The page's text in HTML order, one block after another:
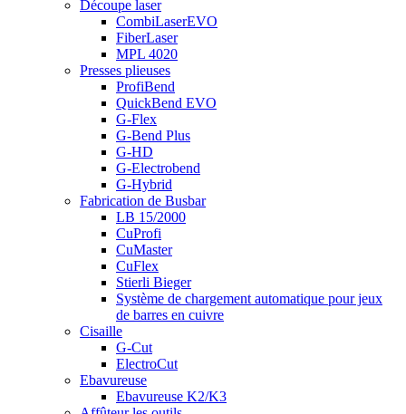
Découpe laser
CombiLaserEVO
FiberLaser
MPL 4020
Presses plieuses
ProfiBend
QuickBend EVO
G-Flex
G-Bend Plus
G-HD
G-Electrobend
G-Hybrid
Fabrication de Busbar
LB 15/2000
CuProfi
CuMaster
CuFlex
Stierli Bieger
Système de chargement automatique pour jeux
de barres en cuivre
Cisaille
G-Cut
ElectroCut
Ebavureuse
Ebavureuse K2/K3